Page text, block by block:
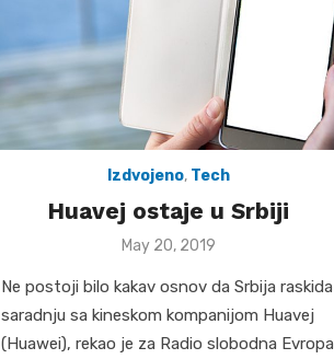
Izdvojeno, Tech
Huavej ostaje u Srbiji
Posted
May 20, 2019
Ne postoji bilo kakav osnov da Srbija raskida
saradnju sa kineskom kompanijom Huavej
(Huawei), rekao je za Radio slobodna Evropa